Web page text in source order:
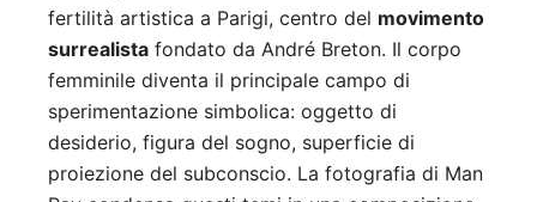
fertilità artistica a Parigi, centro del movimento
surrealista fondato da André Breton. Il corpo
femminile diventa il principale campo di
sperimentazione simbolica: oggetto di
desiderio, figura del sogno, superficie di
proiezione del subconscio. La fotografia di Man